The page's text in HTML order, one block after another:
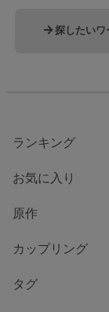
ランキング
お気に入り
原作
カップリング
タグ